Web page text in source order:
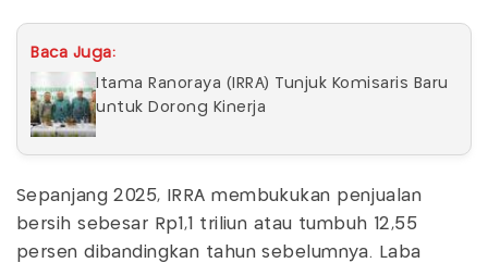
Baca Juga:
Itama Ranoraya (IRRA) Tunjuk Komisaris Baru
untuk Dorong Kinerja
Sepanjang 2025, IRRA membukukan penjualan
bersih sebesar Rp1,1 triliun atau tumbuh 12,55
persen dibandingkan tahun sebelumnya. Laba